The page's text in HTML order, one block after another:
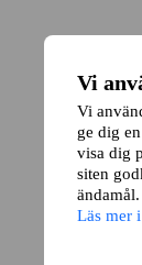
Vi
Vi
ge dig
visa dig
siten
ändamål.
Läs mer